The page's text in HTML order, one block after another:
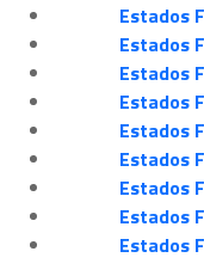
Estados
Estados
Estados
Estados
Estados
Estados
Estados
Estados
Estados